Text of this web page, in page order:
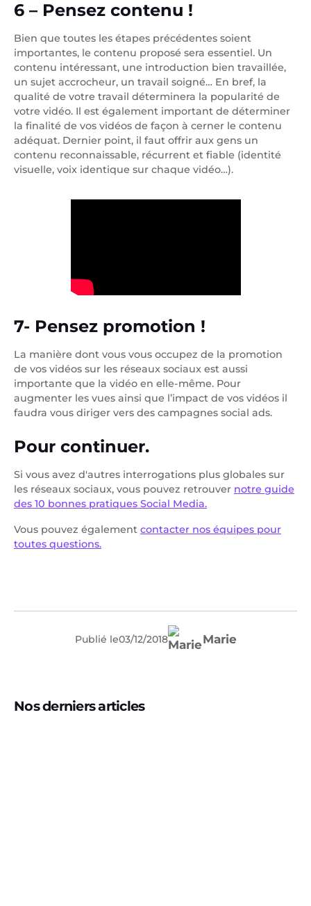
6 – Pensez contenu !
Bien que toutes les étapes précédentes soient
importantes, le contenu proposé sera essentiel. Un
contenu intéressant, une introduction bien travaillée,
un sujet accrocheur, un travail soigné… En bref, la
qualité de votre travail déterminera la popularité de
votre vidéo. Il est également important de déterminer
la finalité de vos vidéos de façon à cerner le contenu
adéquat. Dernier point, il faut offrir aux gens un
contenu reconnaissable, récurrent et fiable (identité
visuelle, voix identique sur chaque vidéo…).
7- Pensez promotion !
La manière dont vous vous occupez de la promotion
de vos vidéos sur les réseaux sociaux est aussi
importante que la vidéo en elle-même. Pour
augmenter les vues ainsi que l’impact de vos vidéos il
faudra vous diriger vers des campagnes social ads.
Pour continuer.
Si vous avez d'autres interrogations plus globales sur
les réseaux sociaux, vous pouvez retrouver notre guide
des 10 bonnes pratiques Social Media.
Vous pouvez également contacter nos équipes pour
toutes questions.
Publié le03/12/2018 Marie
Nos derniers articles